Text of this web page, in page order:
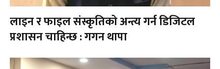
लाइन र फाइल संस्कृतिको अन्त्य गर्न डिजिटल
प्रशासन चाहिन्छ : गगन थापा